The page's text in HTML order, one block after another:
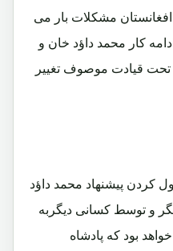
افغانستان مشکلات بار می
کار محمد داؤد خان و
تحت قیادت موصوف تغییر
کردن پیشنهاد محمد داؤد
و توسط کسانی دیگربه
بود که پادشاه